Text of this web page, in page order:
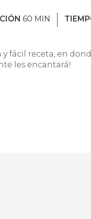
60 MIN
fácil receta, en
les encantará!